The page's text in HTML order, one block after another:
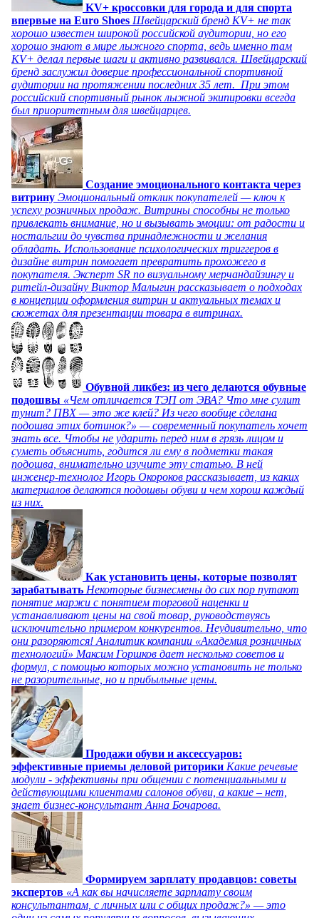
KV+ кроссовки для города и для спорта
впервые на Euro Shoes Швейцарский бренд KV+ не так
хорошо известен широкой российской аудитории, но его
хорошо знают в мире лыжного спорта, ведь именно там
KV+ делал первые шаги и активно развивался. Швейцарский
бренд заслужил доверие профессиональной спортивной
аудитории на протяжении последних 35 лет. При этом
российский спортивный рынок лыжной экипировки всегда
был приоритетным для швейцарцев.
Создание эмоционального контакта через
витрину Эмоциональный отклик покупателей — ключ к
успеху розничных продаж. Витрины способны не только
привлекать внимание, но и вызывать эмоции: от радости и
ностальгии до чувства принадлежности и желания
обладать. Использование психологических триггеров в
дизайне витрин помогает превратить прохожего в
покупателя. Эксперт SR по визуальному мерчандайзингу и
ритейл-дизайну Виктор Малыгин рассказывает о подходах
в концепции оформления витрин и актуальных темах и
сюжетах для презентации товара в витринах.
Обувной ликбез: из чего делаются обувные
подошвы «Чем отличается ТЭП от ЭВА? Что мне сулит
тунит? ПВХ — это же клей? Из чего вообще сделана
подошва этих ботинок?» — современный покупатель хочет
знать все. Чтобы не ударить перед ним в грязь лицом и
суметь объяснить, годится ли ему в подметки такая
подошва, внимательно изучите эту статью. В ней
инженер-технолог Игорь Окороков рассказывает, из каких
материалов делаются подошвы обуви и чем хорош каждый
из них.
Как установить цены, которые позволят
зарабатывать Некоторые бизнесмены до сих пор путают
понятие маржи с понятием торговой наценки и
устанавливают цены на свой товар, руководствуясь
исключительно примером конкурентов. Неудивительно, что
они разоряются! Аналитик компании «Академия розничных
технологий» Максим Горшков дает несколько советов и
формул, с помощью которых можно установить не только
не разорительные, но и прибыльные цены.
Продажи обуви и аксессуаров:
эффективные приемы деловой риторики Какие речевые
модули - эффективны при общении с потенциальными и
действующими клиентами салонов обуви, а какие – нет,
знает бизнес-консультант Анна Бочарова.
Формируем зарплату продавцов: советы
экспертов «А как вы начисляете зарплату своим
консультантам, с личных или с общих продаж?» — это